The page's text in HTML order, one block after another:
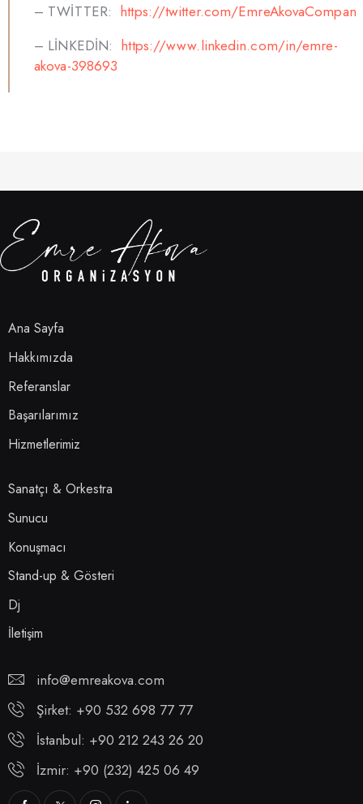
– TWİTTER: https://twitter.com/EmreAkovaCompan
– LİNKEDİN: https://www.linkedin.com/in/emre-
akova-398693
Ana Sayfa
Hakkımızda
Referanslar
Başarılarımız
Hizmetlerimiz
Sanatçı & Orkestra
Sunucu
Konuşmacı
Stand-up & Gösteri
Dj
İletişim
info@emreakova.com
Şirket: +90 532 698 77 77
İstanbul: +90 212 243 26 20
İzmir: +90 (232) 425 06 49